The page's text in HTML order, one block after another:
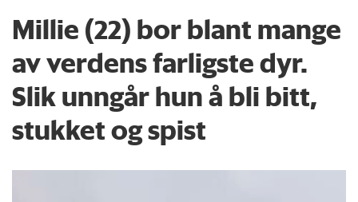
Millie (22) bor blant mange
av verdens farligste dyr.
Slik unngår hun å bli bitt,
stukket og spist